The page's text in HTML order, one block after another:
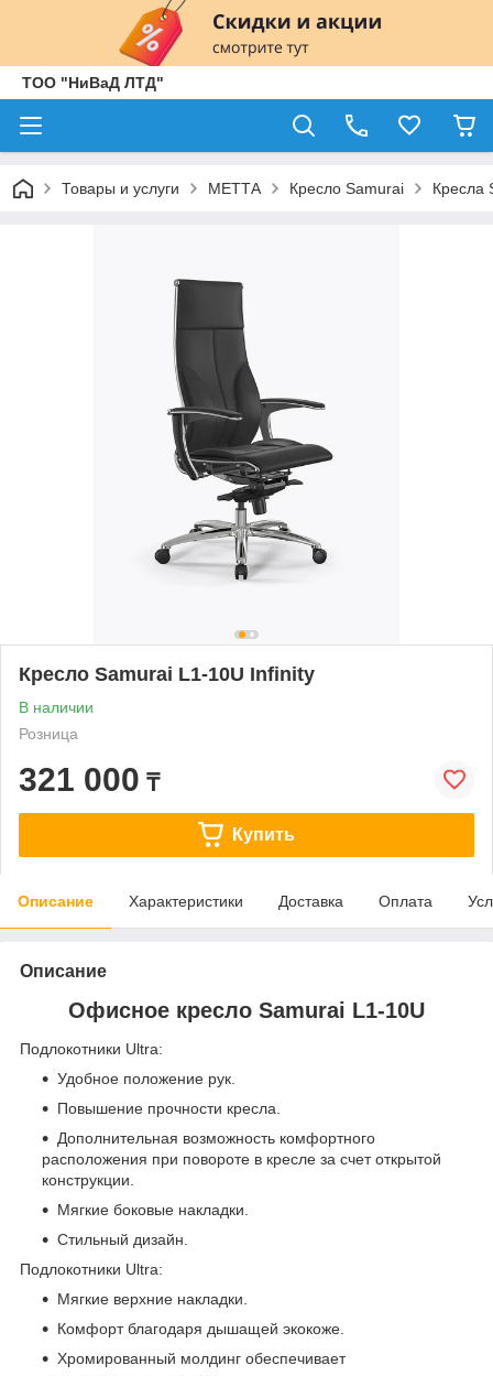
ТОО "НиВаД ЛТД"
Товары и услуги МЕТТА Кресло Samurai Кресла
Кресло Samurai L1-10U Infinity
В наличии
Розница
321 000 ₸
Купить
Описание Характеристики Доставка Оплата
Описание
Офисное кресло Samurai L1-10U
Подлокотники Ultra:
Удобное положение рук.
Повышение прочности кресла.
Дополнительная возможность комфортного
расположения при повороте в кресле за счет открытой
конструкции.
Мягкие боковые накладки.
Стильный дизайн.
Подлокотники Ultra:
Мягкие верхние накладки.
Комфорт благодаря дышащей экокоже.
Хромированный молдинг обеспечивает